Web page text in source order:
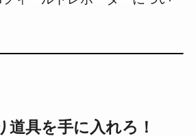
道具を手に入れろ！